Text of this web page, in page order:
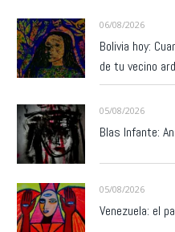
06/08/2026
Bolivia hoy:
de tu vecino
05/08/2026
Blas Infante:
05/08/2026
Venezuela: el